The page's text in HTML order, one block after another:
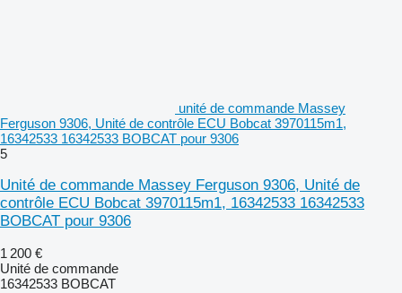
unité de commande Massey
Ferguson 9306, Unité de contrôle ECU Bobcat 3970115m1,
16342533 16342533 BOBCAT pour 9306
5
Unité de commande Massey Ferguson 9306, Unité de
contrôle ECU Bobcat 3970115m1, 16342533 16342533
BOBCAT pour 9306
1 200 €
Unité de commande
16342533 BOBCAT